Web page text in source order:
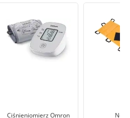
Ciśnieniomierz Omron